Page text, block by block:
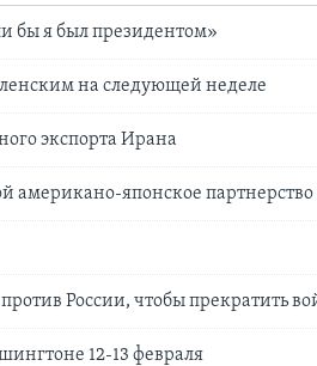
бы я был президентом»
на следующей неделе
экспорта Ирана
американо-японское партнерство
России, чтобы прекратить
12-13 февраля